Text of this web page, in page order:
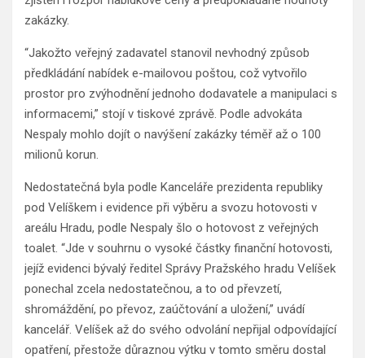
zakázky.
“Jakožto veřejný zadavatel stanovil nevhodný způsob
předkládání nabídek e-mailovou poštou, což vytvořilo
prostor pro zvýhodnění jednoho dodavatele a manipulaci s
informacemi,” stojí v tiskové zprávě. Podle advokáta
Nespaly mohlo dojít o navýšení zakázky téměř až o 100
milionů korun.
Nedostatečná byla podle Kanceláře prezidenta republiky
pod Velíškem i evidence při výběru a svozu hotovosti v
areálu Hradu, podle Nespaly šlo o hotovost z veřejných
toalet. “Jde v souhrnu o vysoké částky finanční hotovosti,
jejíž evidenci bývalý ředitel Správy Pražského hradu Velíšek
ponechal zcela nedostatečnou, a to od převzetí,
shromáždění, po převoz, zaúčtování a uložení,” uvádí
kancelář. Velíšek až do svého odvolání nepřijal odpovídající
opatření, přestože důraznou výtku v tomto směru dostal